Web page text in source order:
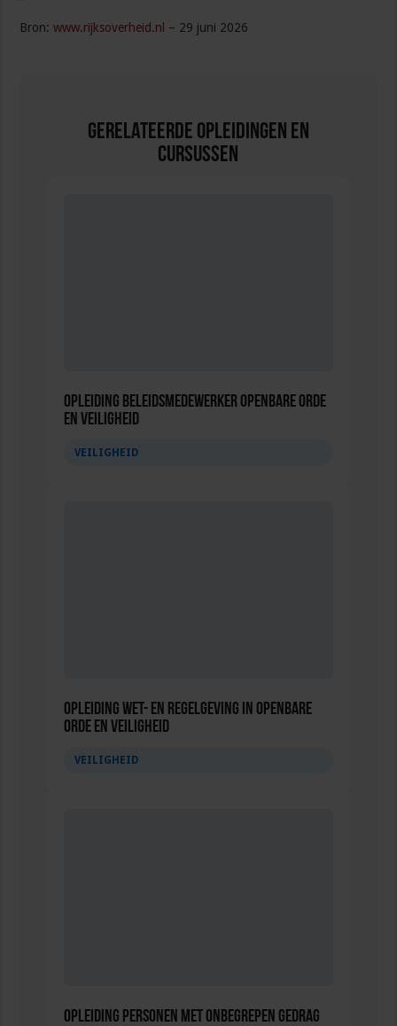
Bron:www.rijksoverheid.nl – 29 juni 2026
Gerelateerde Opleidingen en
Cursussen
Opleiding Beleidsmedewerker Openbare Orde
en Veiligheid
VEILIGHEID
Opleiding Wet- en regelgeving in Openbare
Orde en Veiligheid
VEILIGHEID
Opleiding Personen met onbegrepen gedrag